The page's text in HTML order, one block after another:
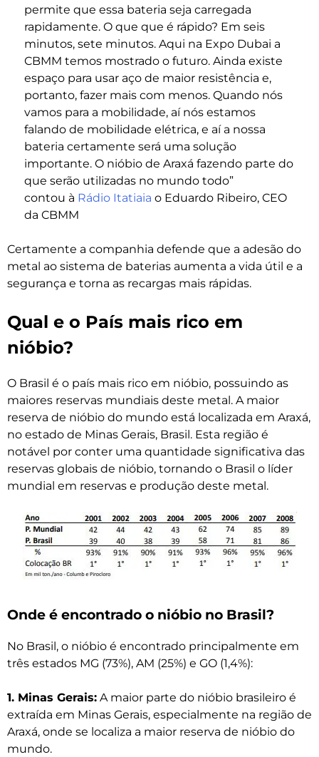
permite que essa bateria seja carregada
rapidamente. O que que é rápido? Em seis
minutos, sete minutos. Aqui na Expo Dubai a
CBMM temos mostrado o futuro. Ainda existe
espaço para usar aço de maior resistência e,
portanto, fazer mais com menos. Quando nós
vamos para a mobilidade, aí nós estamos
falando de mobilidade elétrica, e aí a nossa
bateria certamente será uma solução
importante. O nióbio de Araxá fazendo parte do
que serão utilizadas no mundo todo”
contou à Rádio Itatiaia o Eduardo Ribeiro, CEO
da CBMM
Certamente a companhia defende que a adesão do
metal ao sistema de baterias aumenta a vida útil e a
segurança e torna as recargas mais rápidas.
Qual e o País mais rico em
nióbio?
O Brasil é o país mais rico em nióbio, possuindo as
maiores reservas mundiais deste metal. A maior
reserva de nióbio do mundo está localizada em Araxá,
no estado de Minas Gerais, Brasil. Esta região é
notável por conter uma quantidade significativa das
reservas globais de nióbio, tornando o Brasil o líder
mundial em reservas e produção deste metal.
Onde é encontrado o nióbio no Brasil?
No Brasil, o nióbio é encontrado principalmente em
três estados MG (73%), AM (25%) e GO (1,4%):
1. Minas Gerais: A maior parte do nióbio brasileiro é
extraída em Minas Gerais, especialmente na região de
Araxá, onde se localiza a maior reserva de nióbio do
mundo.